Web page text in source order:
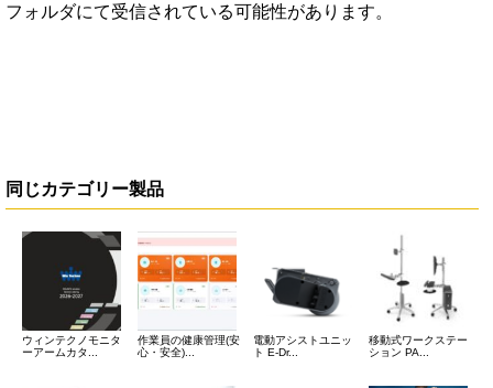
フォルダにて受信されている可能性があります。
同じカテゴリー製品
ウィンテクノモニタ
ーアームカタ...
作業員の健康管理(安
心・安全)...
電動アシストユニッ
ト E-Dr...
移動式ワークステー
ション PA...